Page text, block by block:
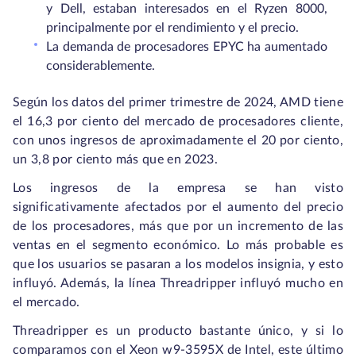
y Dell, estaban interesados en el Ryzen 8000,
principalmente por el rendimiento y el precio.
La demanda de procesadores EPYC ha aumentado
considerablemente.
Según los datos del primer trimestre de 2024, AMD tiene
el 16,3 por ciento del mercado de procesadores cliente,
con unos ingresos de aproximadamente el 20 por ciento,
un 3,8 por ciento más que en 2023.
Los ingresos de la empresa se han visto
significativamente afectados por el aumento del precio
de los procesadores, más que por un incremento de las
ventas en el segmento económico. Lo más probable es
que los usuarios se pasaran a los modelos insignia, y esto
influyó. Además, la línea Threadripper influyó mucho en
el mercado.
Threadripper es un producto bastante único, y si lo
comparamos con el Xeon w9-3595X de Intel, este último